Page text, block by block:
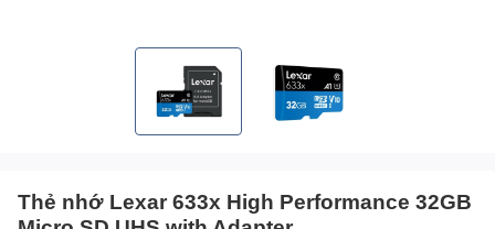
Thẻ nhớ Lexar 633x High Performance 32GB